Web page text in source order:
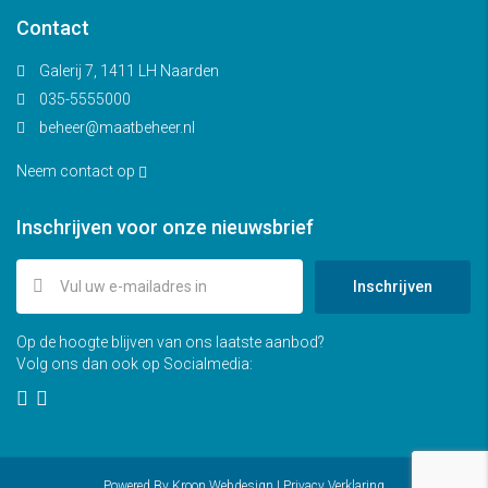
Contact
Galerij 7, 1411 LH Naarden
035-5555000
beheer@maatbeheer.nl
Neem contact op
Inschrijven voor onze nieuwsbrief
Inschrijven
Op de hoogte blijven van ons laatste aanbod?
Volg ons dan ook op Socialmedia: